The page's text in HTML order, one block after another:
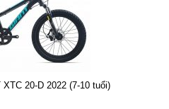
20-D 2022 (7-10 tuổi)